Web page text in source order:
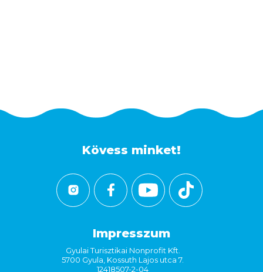
Kövess minket!
Impresszum
Gyulai Turisztikai Nonprofit Kft.
5700 Gyula, Kossuth Lajos utca 7.
12418507-2-04